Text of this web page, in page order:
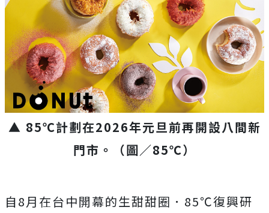
▲ 85℃計劃在2026年元旦前再開設八間新
門市。（圖／85℃）
自8月在台中開幕的生甜甜圈．85℃復興研